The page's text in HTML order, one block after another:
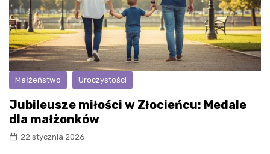
Małżeństwo Uroczystości
Jubileusze miłości w Złocieńcu: Medale
dla małżonków
22 stycznia 2026